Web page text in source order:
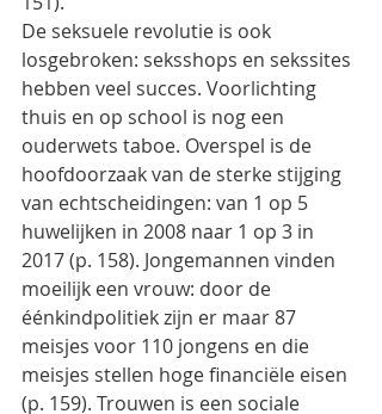
De seksuele revolutie is ook
losgebroken: seksshops en sekssites
hebben veel succes. Voorlichting
thuis en op school is nog een
ouderwets taboe. Overspel is de
hoofdoorzaak van de sterke stijging
van echtscheidingen: van 1 op 5
huwelijken in 2008 naar 1 op 3 in
2017 (p. 158). Jongemannen vinden
moeilijk een vrouw: door de
éénkindpolitiek zijn er maar 87
meisjes voor 110 jongens en die
meisjes stellen hoge financiële eisen
(p. 159). Trouwen is een sociale